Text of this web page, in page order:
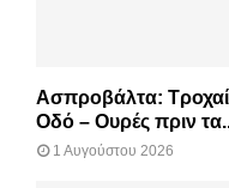
Ασπροβάλτα:
Οδό – Ουρές πριν
1 Αυγούστου 2026